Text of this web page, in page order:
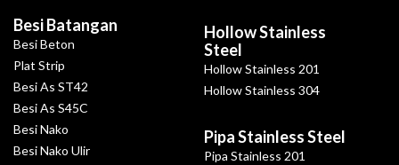
Besi Batangan
Besi Beton
Plat Strip
Besi As ST42
Besi As S45C
Besi Nako
Besi Nako Ulir
Hollow Stainless
Steel
Hollow Stainless 201
Hollow Stainless 304
Pipa Stainless Steel
Pipa Stainless 201